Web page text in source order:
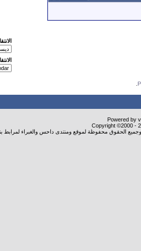
Powered by
Copyright ©2000 -
الحقوق محفوظة لموقع ومنتدى داحس والغبراء لمرابط